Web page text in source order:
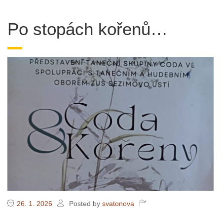
Po stopách kořenů…
26. 1. 2026 Posted by svatonova